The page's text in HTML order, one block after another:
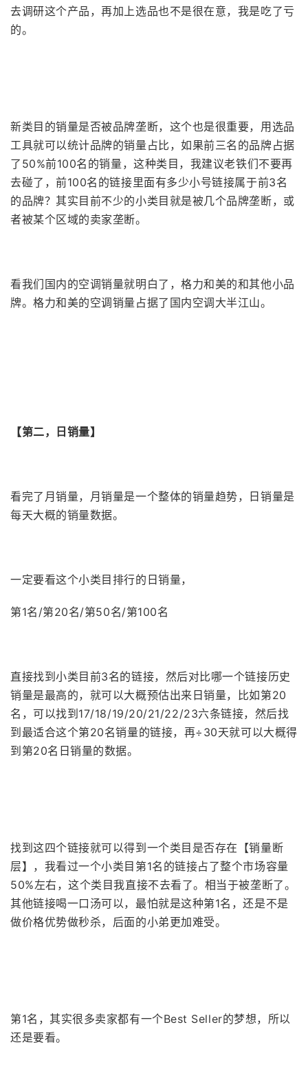
去调研这个产品，再加上选品也不是很在意，我是吃了亏
的。
新类目的销量是否被品牌垄断，这个也是很重要，用选品
工具就可以统计品牌的销量占比，如果前三名的品牌占据
了50%前100名的销量，这种类目，我建议老铁们不要再
去碰了，前100名的链接里面有多少小号链接属于前3名
的品牌？其实目前不少的小类目就是被几个品牌垄断，或
者被某个区域的卖家垄断。
看我们国内的空调销量就明白了，格力和美的和其他小品
牌。格力和美的空调销量占据了国内空调大半江山。
【第二，日销量】
看完了月销量，月销量是一个整体的销量趋势，日销量是
每天大概的销量数据。
一定要看这个小类目排行的日销量，
第1名/第20名/第50名/第100名
直接找到小类目前3名的链接，然后对比哪一个链接历史
销量是最高的，就可以大概预估出来日销量，比如第20
名，可以找到17/18/19/20/21/22/23六条链接，然后找
到最适合这个第20名销量的链接，再÷30天就可以大概得
到第20名日销量的数据。
找到这四个链接就可以得到一个类目是否存在【销量断
层】，我看过一个小类目第1名的链接占了整个市场容量
50%左右，这个类目我直接不去看了。相当于被垄断了。
其他链接喝一口汤可以，最怕就是这种第1名，还是不是
做价格优势做秒杀，后面的小弟更加难受。
第1名，其实很多卖家都有一个Best Seller的梦想，所以
还是要看。